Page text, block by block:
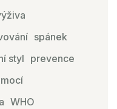
spánek
styl
prevence
WHO